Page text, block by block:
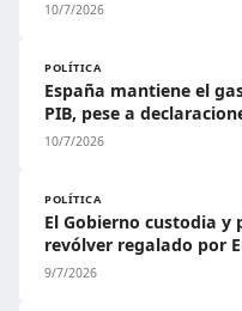
10/7/2026
POLÍTICA
España mantiene el
PIB, pese a
10/7/2026
POLÍTICA
El Gobierno custodia
revólver regalado por
9/7/2026